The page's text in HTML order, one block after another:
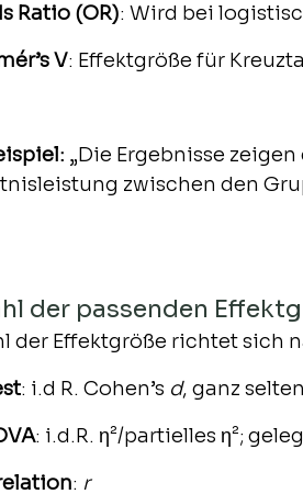
Ratio (OR): Wird bei
V: Effektgröße für
„Die Ergebnisse
zwischen den
der passenden
der Effektgröße richtet sich
: i.d R. Cohen’s d, ganz
: i.d.R. η²/partielles η²;
: r